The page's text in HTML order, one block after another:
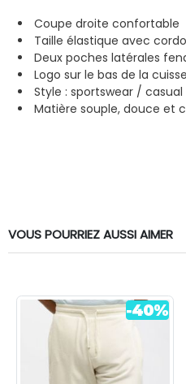
Coupe droite confortable
Taille élastique avec
Deux poches latérales
Logo sur le bas de la
Style : sportswear / casual
Matière souple, douce et
VOUS POURRIEZ AUSSI AIMER